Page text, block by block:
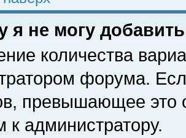
я не могу
количества
форума.
превышающее это
к администратору.